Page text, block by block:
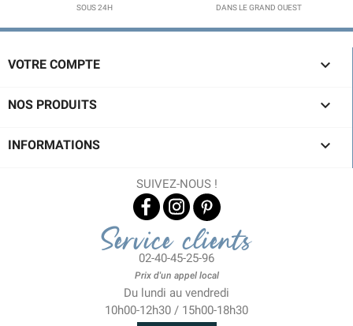
SOUS 24H
DANS LE GRAND OUEST
VOTRE COMPTE 
NOS PRODUITS 
INFORMATIONS 
SUIVEZ-NOUS !
Service clients
02-40-45-25-96
Prix d'un appel local
Du lundi au vendredi
10h00-12h30 / 15h00-18h30